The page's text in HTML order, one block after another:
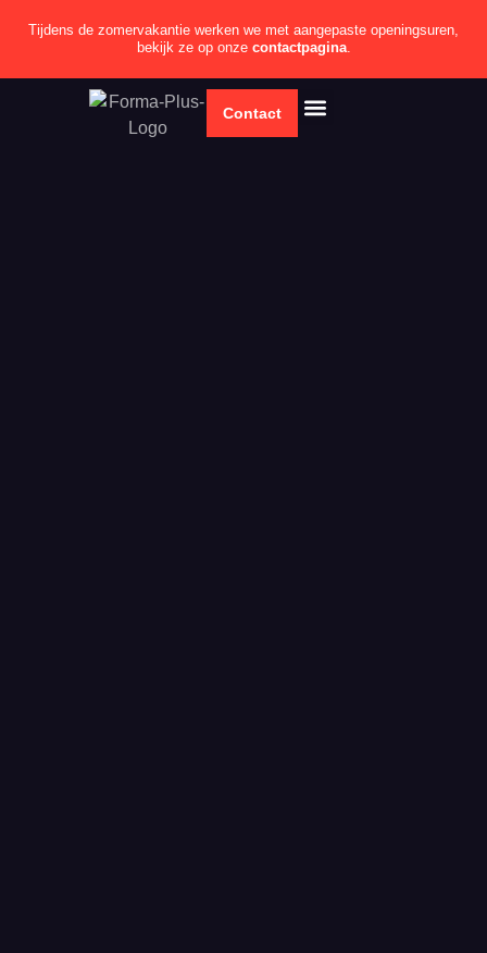
Tijdens de zomervakantie werken we met aangepaste openingsuren,
bekijk ze op onze contactpagina.
Contact